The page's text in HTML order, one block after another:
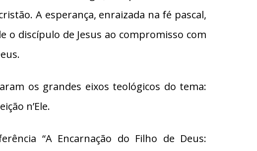
A esperança, enraizada na fé pascal,
discípulo de Jesus ao compromisso com
os grandes eixos teológicos do tema:
n’Ele.
“A Encarnação do Filho de Deus: